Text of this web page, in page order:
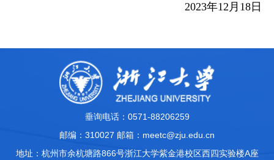
2023年12 月 18 日
垂询电话：0571-88206259
邮编：310027 邮箱：meetc@zju.edu.cn
地址：杭州市余杭塘路866号浙江大学紫金港校区西四实验楼A座